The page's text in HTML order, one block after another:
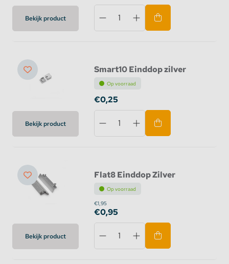
Bekijk product
Bekijk product
Smart10 Einddop zilver
Op voorraad
€0,25
Bekijk product
Flat8 Einddop Zilver
Op voorraad
€1,95
€0,95